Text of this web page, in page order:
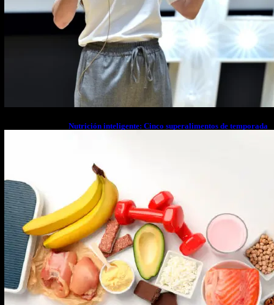
Nutrición inteligente: Cinco superalimentos de temporada